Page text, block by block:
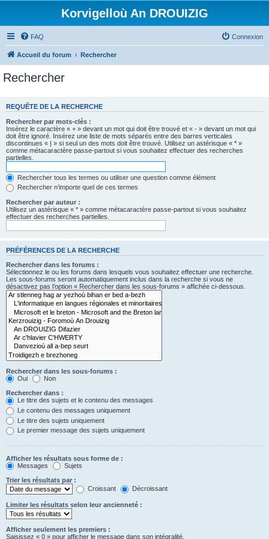
Korvigelloù An DROUIZIG
FAQ Connexion
Accueil du forum Rechercher
Rechercher
REQUÊTE DE LA RECHERCHE
Rechercher par mots-clés :
Insérez le caractère « + » devant un mot qui doit être trouvé et « - » devant un mot qui
doit être ignoré. Insérez une liste de mots séparés entre des barres verticales
discontinues « | » si seul un des mots doit être trouvé. Utilisez un astérisque « * »
comme métacaractère passe-partout si vous souhaitez effectuer des recherches
partielles.
Rechercher tous les termes ou utiliser une question comme élément
Rechercher n’importe quel de ces termes
Rechercher par auteur :
Utilisez un astérisque « * » comme métacaractère passe-partout si vous souhaitez
effectuer des recherches partielles.
PRÉFÉRENCES DE LA RECHERCHE
Rechercher dans les forums :
Sélectionnez le ou les forums dans lesquels vous souhaitez effectuer une recherche.
Les sous-forums seront automatiquement inclus dans la recherche si vous ne
désactivez pas l’option « Rechercher dans les sous-forums » affichée ci-dessous.
Rechercher dans les sous-forums :
Oui
Non
Rechercher dans :
Le titre des sujets et le contenu des messages
Le contenu des messages uniquement
Le titre des sujets uniquement
Le premier message des sujets uniquement
Afficher les résultats sous forme de :
Messages
Sujets
Trier les résultats par :
Croissant
Décroissant
Limiter les résultats selon leur ancienneté :
Afficher seulement les premiers :
Saisissez « 0 » pour afficher le message dans son intégralité.